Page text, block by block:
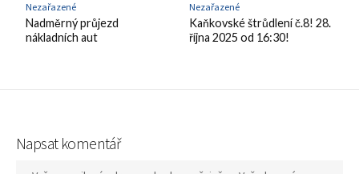
Nezařazené
Nadměrný průjezd
nákladních aut
Nezařazené
Kaňkovské štrůdlení č.8! 28.
října 2025 od 16:30!
Napsat komentář